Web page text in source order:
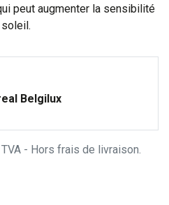
peut augmenter la sensibilité
Belgilux
- Hors frais de livraison.